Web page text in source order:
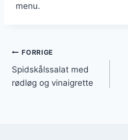
menu.
Indlægsnavigation
FORRIGE
Spidskålssalat med
rødløg og vinaigrette